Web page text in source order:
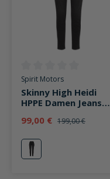
Durchschnittliche
Spirit Motors
Skinny High Heidi
HPPE Damen Jeans
99,00 € 199,00 €
schwarz